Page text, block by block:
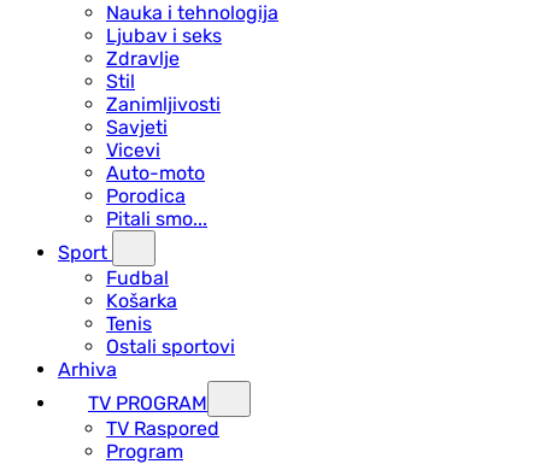
Nauka i tehnologija
Ljubav i seks
Zdravlje
Stil
Zanimljivosti
Savjeti
Vicevi
Auto-moto
Porodica
Pitali smo...
Sport
Fudbal
Košarka
Tenis
Ostali sportovi
Arhiva
TV PROGRAM
ТV Raspored
Program